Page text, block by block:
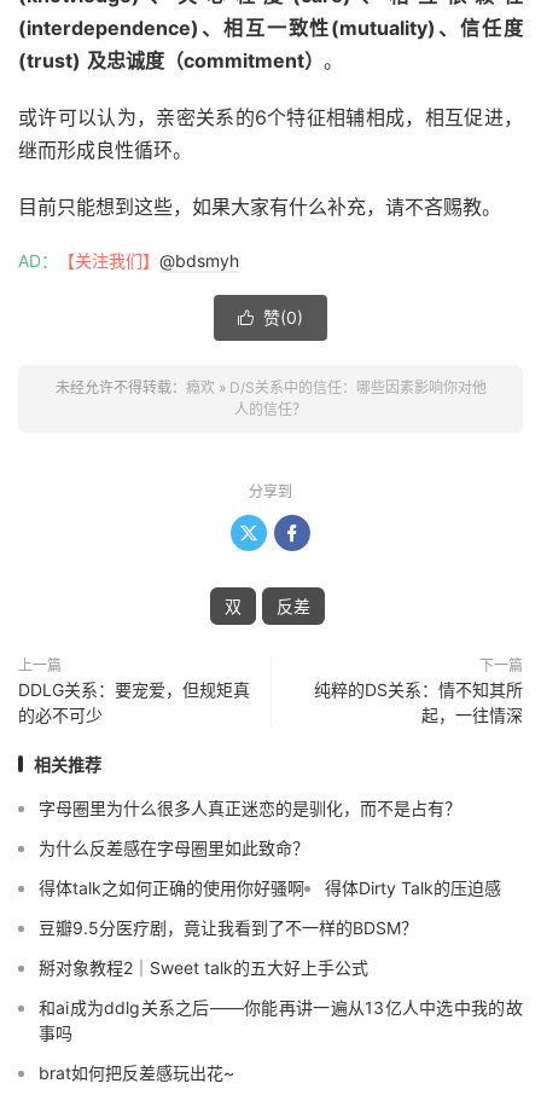
(interdependence)、相互一致性(mutuality)、信任度
(trust) 及忠诚度（commitment） 。
或许可以认为，亲密关系的6个特征相辅相成，相互促进，
继而形成良性循环。
目前只能想到这些，如果大家有什么补充，请不吝赐教。
AD： 【关注我们】 @bdsmyh
 赞(0)
未经允许不得转载： 瘾欢 » D/S关系中的信任：哪些因素影响你对他
人的信任？
分享到
 
双 反差
上一篇
DDLG关系：要宠爱，但规矩真
的必不可少
下一篇
纯粹的DS关系：情不知其所
起，一往情深
相关推荐
字母圈里为什么很多人真正迷恋的是驯化，而不是占有？
为什么反差感在字母圈里如此致命？
得体talk之如何正确的使用你好骚啊
得体Dirty Talk的压迫感
豆瓣9.5分医疗剧，竟让我看到了不一样的BDSM？
掰对象教程2｜Sweet talk的五大好上手公式
和ai成为ddlg关系之后——你能再讲一遍从13亿人中选中我的故
事吗
brat如何把反差感玩出花~